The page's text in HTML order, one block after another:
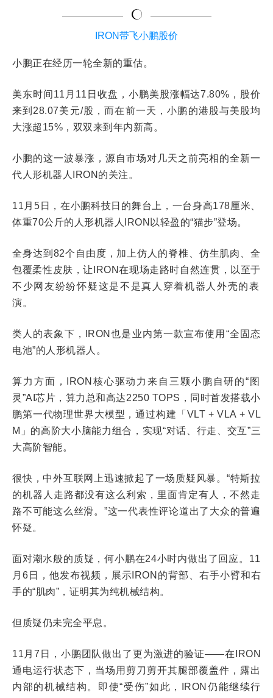
IRON带飞小鹏股价
小鹏正在经历一轮全新的重估。
美东时间11月11日收盘，小鹏美股涨幅达7.80%，股价
来到28.07美元/股，而在前一天，小鹏的港股与美股均
大涨超15%，双双来到年内新高。
小鹏的这一波暴涨，源自市场对几天之前亮相的全新一
代人形机器人IRON的关注。
11月5日，在小鹏科技日的舞台上，一台身高178厘米、
体重70公斤的人形机器人IRON以轻盈的“猫步”登场。
全身达到82个自由度，加上仿人的脊椎、仿生肌肉、全
包覆柔性皮肤，让IRON在现场走路时自然连贯，以至于
不少网友纷纷怀疑这是不 是真人穿着机器人外壳的表
演。
类人的表象下，IRON也是业内第一款宣布使用“全固态
电池”的人形机器人。
算力方面，IRON核心驱动力来自三颗小鹏自研的“图
灵”AI芯片，算力总和高达2250 TOPS ， 同时首发搭载小
鹏第一代物理世界大模型，通过构建「VLT + VLA + VL
M」的高阶大小脑能力组合，实现“对话、行走、交互”三
大高阶智能。
很快，中外互联网上迅速掀起了一场质疑风暴。“特斯拉
的机器人走路都没有这么利索，里面肯定有人，不然走
路不可能这么丝滑。”这一代表性评论道出了大众的普遍
怀疑。
面对潮水般的质疑，何小鹏在24小时内做出了回应。11
月6日，他发布视频，展示IRON的背部、右手小臂和右
手的“肌肉”，证明其为纯机械结构。
但质疑仍未完全平息。
11月7日，小鹏团队做出了更为激进的验证——在IRON
通电运行状态下，当场用剪刀剪开其腿部覆盖件，露出
内部的机械结构。即使“受伤”如此，IRON仍能继续行